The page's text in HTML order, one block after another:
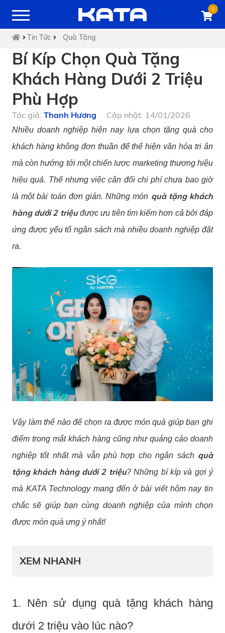
0
Tin Tức Quà Tặng
Bí Kíp Chọn Quà Tặng
Khách Hàng Dưới 2 Triệu
Phù Hợp
Tác giả: Thanh Hương Cập nhật: 14/01/2026
Nhiều doanh nghiệp hiện nay lựa chọn tặng quà cho
khách hàng không đơn thuần để thể hiện văn hóa tri ân
mà còn hướng tới một chiến lược marketing thương hiệu
hiệu quả. Thế nhưng việc cân đối chi phí chưa bao giờ
là một bài toán đơn giản. Những món quà tặng khách
hàng dưới 2 triệuđược ưu tiên tìm kiếm hơn cả bởi đáp
ứng được yếu tố ngân sách mà nhiều doanh nghiệp đặt
ra.
Vậy làm thế nào để chọn ra được món quà giúp bạn ghi
điểm trong mắt khách hàng cũng như quảng cáo doanh
nghiệp tốt nhất mà vẫn phù hợp cho ngân sáchquà
tặng khách hàng dưới 2 triệu? Những bí kíp và gợi ý
mà KATA Technology mang đến ở bài viết hôm nay tin
chắc sẽ giúp bạn cùng doanh nghiệp của mình chọn
được món quà ưng ý nhất!
XEM NHANH
1. Nên sử dụng quà tặng khách hàng
dưới 2 triệu vào lúc nào?